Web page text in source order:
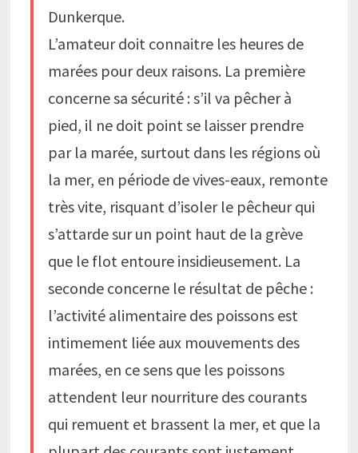
Dunkerque.
L’amateur doit connaitre les heures de
marées pour deux raisons. La première
concerne sa sécurité : s’il va pêcher à
pied, il ne doit point se laisser prendre
par la marée, surtout dans les régions où
la mer, en période de vives-eaux, remonte
très vite, risquant d’isoler le pêcheur qui
s’attarde sur un point haut de la grève
que le flot entoure insidieusement. La
seconde concerne le résultat de pêche :
l’activité alimentaire des poissons est
intimement liée aux mouvements des
marées, en ce sens que les poissons
attendent leur nourriture des courants
qui remuent et brassent la mer, et que la